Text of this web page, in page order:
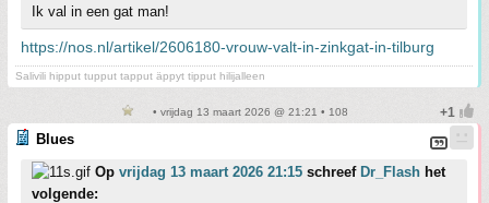
Ik val in een gat man!
https://nos.nl/artikel/2606180-vrouw-valt-in-zinkgat-in-tilburg
Salivili hipput tupput tapput äppyt tipput hilijalleen
• vrijdag 13 maart 2026 @ 21:21 • 108
Blues
Op vrijdag 13 maart 2026 21:15 schreef Dr_Flash het
volgende: